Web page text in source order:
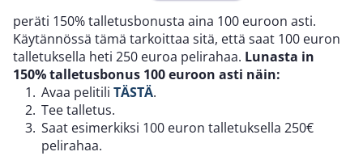
peräti 150% talletusbonusta aina 100 euroon asti.
Käytännössä tämä tarkoittaa sitä, että saat 100 euron
talletuksella heti 250 euroa pelirahaa. Lunasta in
150% talletusbonus 100 euroon asti näin:
Avaa pelitili TÄSTÄ.
Tee talletus.
Saat esimerkiksi 100 euron talletuksella 250€
pelirahaa.